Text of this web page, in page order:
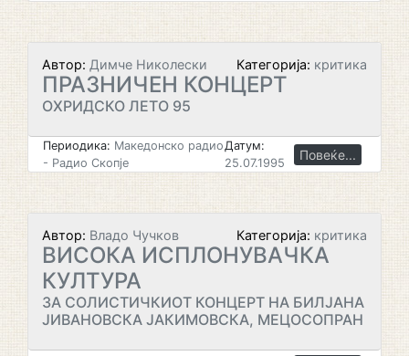
Автор: Димче Николески Категорија: критика
ПРАЗНИЧЕН КОНЦЕРТ
ОХРИДСКО ЛЕТО 95
Периодика: Македонско радио
- Радио Скопје
Датум:
25.07.1995
Повеќе...
Автор: Владо Чучков Категорија: критика
ВИСОКА ИСПЛОНУВАЧКА
КУЛТУРА
ЗА СОЛИСТИЧКИОТ КОНЦЕРТ НА БИЛЈАНА
ЈИВАНОВСКА ЈАКИМОВСКА, МЕЦОСОПРАН